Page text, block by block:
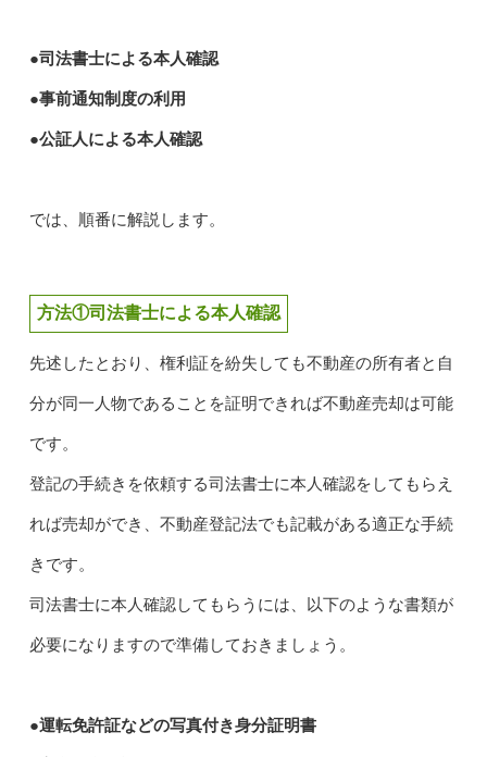
●司法書士による本人確認
●事前通知制度の利用
●公証人による本人確認
では、順番に解説します。
方法①司法書士による本人確認
先述したとおり、権利証を紛失しても不動産の所有者と自
分が同一人物であることを証明できれば不動産売却は可能
です。
登記の手続きを依頼する司法書士に本人確認をしてもらえ
れば売却ができ、不動産登記法でも記載がある適正な手続
きです。
司法書士に本人確認してもらうには、以下のような書類が
必要になりますので準備しておきましょう。
●運転免許証などの写真付き身分証明書